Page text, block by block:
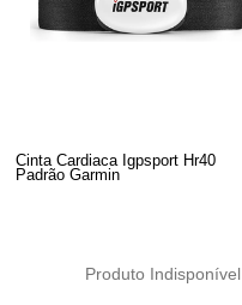
Cinta Cardiaca Igpsport Hr40
Padrão Garmin
Produto Indisponível